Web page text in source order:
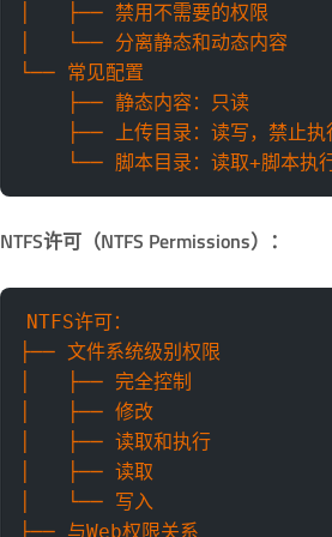
│   ├── 禁用不需要的权限
│   └── 分离静态和动态内容
└── 常见配置
    ├── 静态内容：只读
├── 上传目录：读写，禁止执
└── 脚本目录：读取+脚本执
NTFS许可（NTFS Permissions）：
NTFS许可：
├── 文件系统级别权限
│   ├── 完全控制
│   ├── 修改
│   ├── 读取和执行
│   ├── 读取
│   └── 写入
├── 与Web权限关系